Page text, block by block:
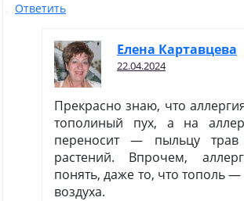
Ответить
Елена Картавцева
22.04.2024
Прекрасно знаю, что
тополиный пух, а на
переносит — пыльцу
растений. Впрочем,
понять, даже то, что тополь
воздуха.